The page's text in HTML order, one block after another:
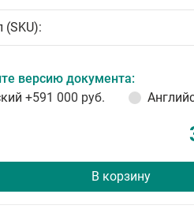
(SKU):
версию документа:
+591 000 руб.
В корзину